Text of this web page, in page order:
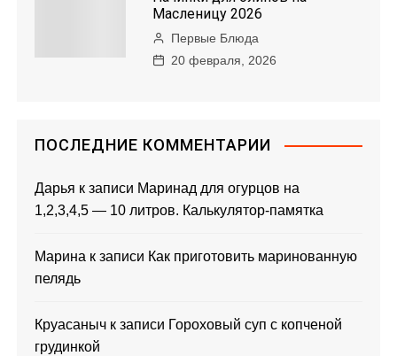
Масленицу 2026
Первые Блюда
20 февраля, 2026
ПОСЛЕДНИЕ КОММЕНТАРИИ
Дарья к записи Маринад для огурцов на
1,2,3,4,5 — 10 литров. Калькулятор-памятка
Марина к записи Как приготовить маринованную
пелядь
Круасаныч к записи Гороховый суп с копченой
грудинкой